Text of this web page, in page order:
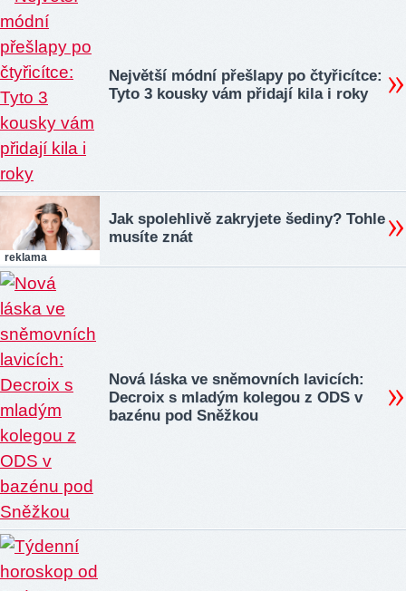
Největší módní přešlapy po čtyřicítce:
Tyto 3 kousky vám přidají kila i roky
reklama
Jak spolehlivě zakryjete šediny? Tohle
musíte znát
Nová láska ve sněmovních lavicích:
Decroix s mladým kolegou z ODS v
bazénu pod Sněžkou